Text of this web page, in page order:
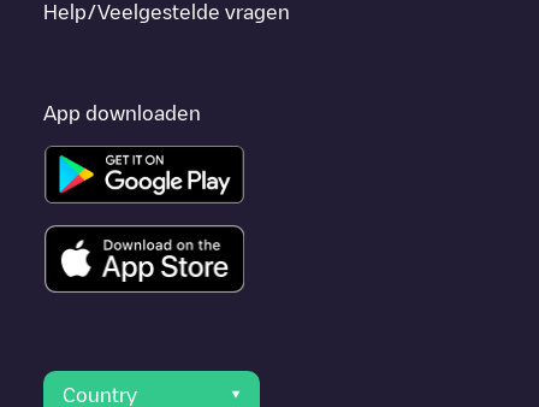
Help/Veelgestelde vragen
App downloaden
Country